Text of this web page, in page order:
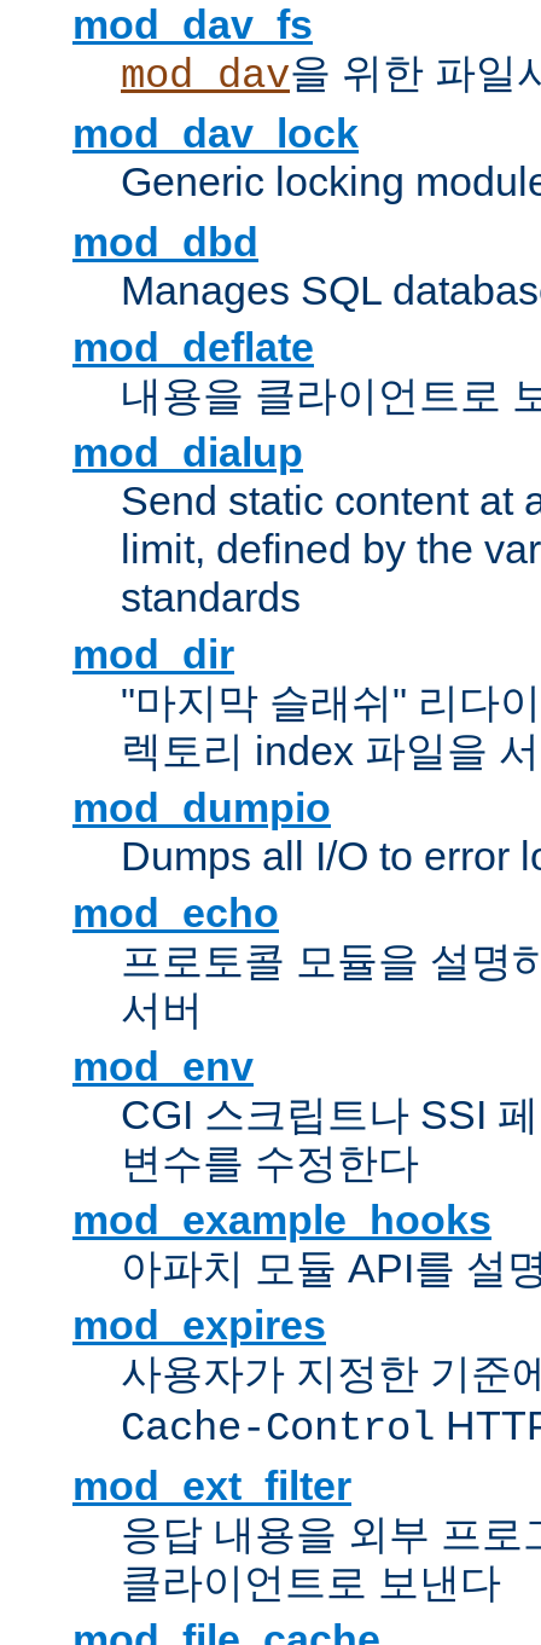
mod_dav_fs
mod_dav을 위한 파일
mod_dav_lock
Generic locking
mod_dbd
Manages SQL
mod_deflate
내용을 클라이언트로
mod_dialup
Send static content at
limit, defined by the
standards
mod_dir
"마지막 슬래쉬" 리다
렉토리 index 파일을
mod_dumpio
Dumps all I/O to error
mod_echo
프로토콜 모듈을 설명
서버
mod_env
CGI 스크립트나 SSI
변수를 수정한다
mod_example_hooks
아파치 모듈 API를 설
mod_expires
사용자가 지정한 기준
Cache-Control
mod_ext_filter
응답 내용을 외부 프로
클라이언트로 보낸다